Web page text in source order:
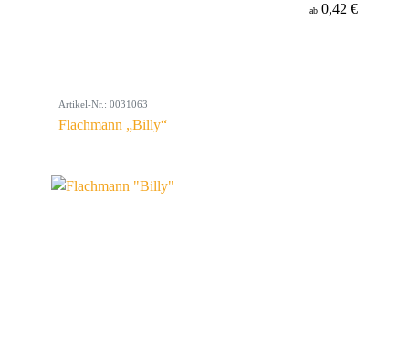
ab 0,42 €
Artikel-Nr.: 0031063
Flachmann „Billy“